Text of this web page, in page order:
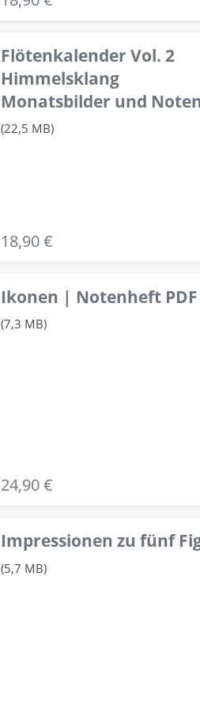
Flötenkalender Vol. 2
Himmelsklang
Monatsbilder und
(22,5 MB)
18,90 €
Ikonen | Notenheft
(7,3 MB)
24,90 €
Impressionen zu fünf
(5,7 MB)